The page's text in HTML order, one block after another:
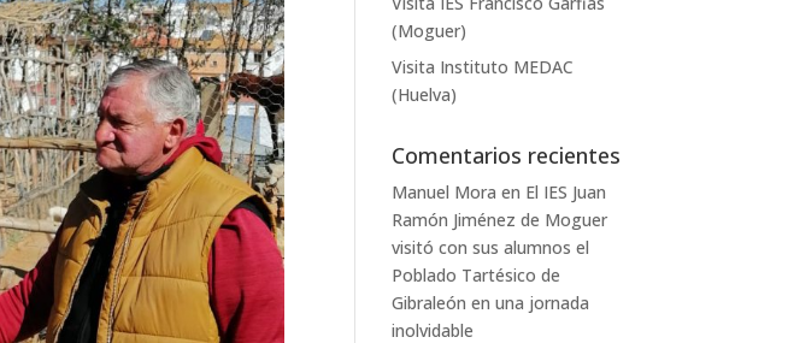
(Moguer)
Visita Instituto MEDAC
(Huelva)
Comentarios recientes
Manuel Mora en El IES Juan
Ramón Jiménez de Moguer
visitó con sus alumnos el
Poblado Tartésico de
Gibraleón en una jornada
inolvidable